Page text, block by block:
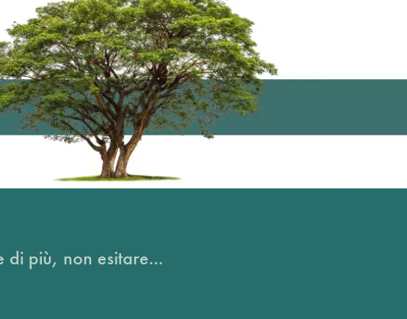
di più, non esitare...